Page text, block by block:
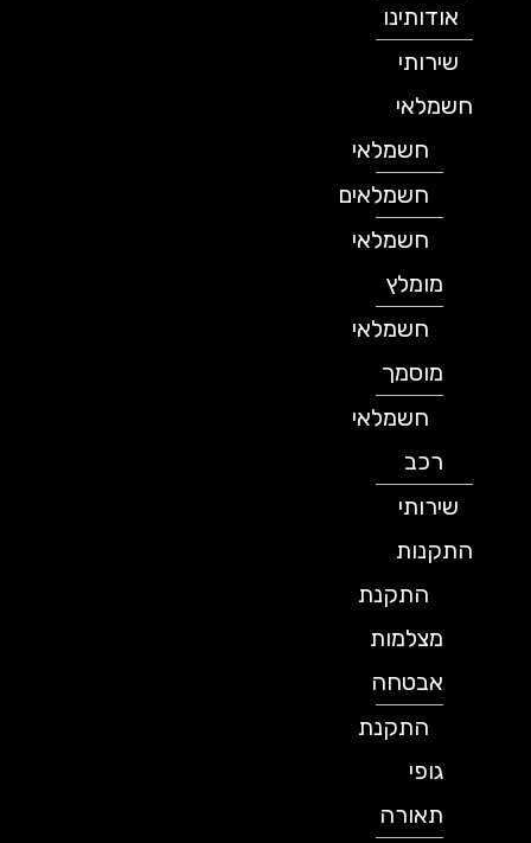
אודותינו
שירותי
חשמלאי
חשמלאי
חשמלאים
חשמלאי
מומלץ
חשמלאי
מוסמך
חשמלאי
שירותי
התקנות
התקנת
מצלמות
אבטחה
התקנת
תאורה